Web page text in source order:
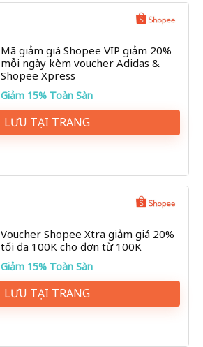
Mã giảm giá Shopee VIP giảm 20%
mỗi ngày kèm voucher Adidas &
Shopee Xpress
Giảm 15% Toàn Sàn
LƯU TẠI TRANG
Voucher Shopee Xtra giảm giá 20%
tối đa 100K cho đơn từ 100K
Giảm 15% Toàn Sàn
LƯU TẠI TRANG